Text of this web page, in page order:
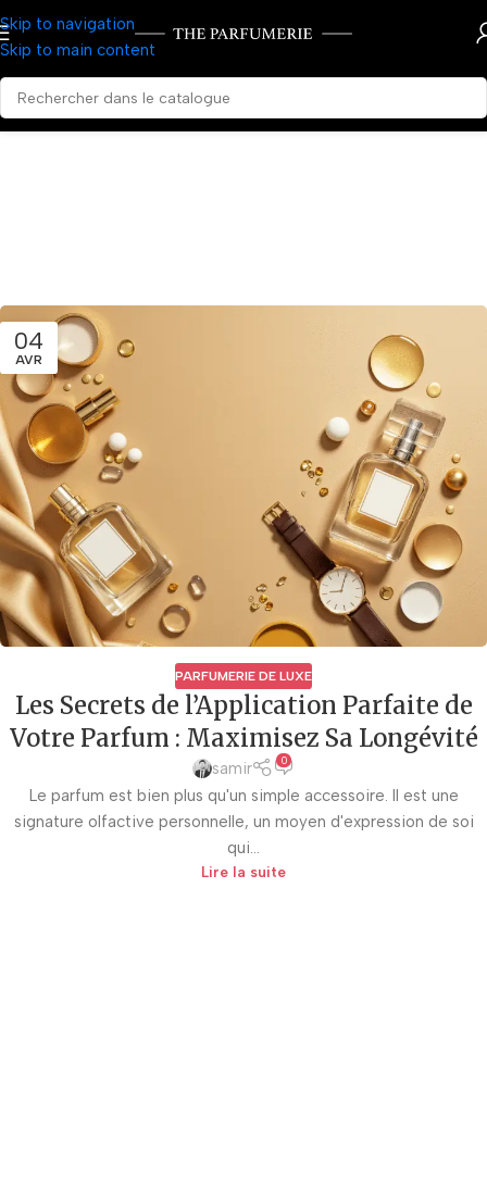
Skip to navigation
Skip to main content
04
AVR
PARFUMERIE DE LUXE
Les Secrets de l’Application Parfaite de
Votre Parfum : Maximisez Sa Longévité
samir 0
Le parfum est bien plus qu'un simple accessoire. Il est une
signature olfactive personnelle, un moyen d'expression de soi
qui...
Lire la suite